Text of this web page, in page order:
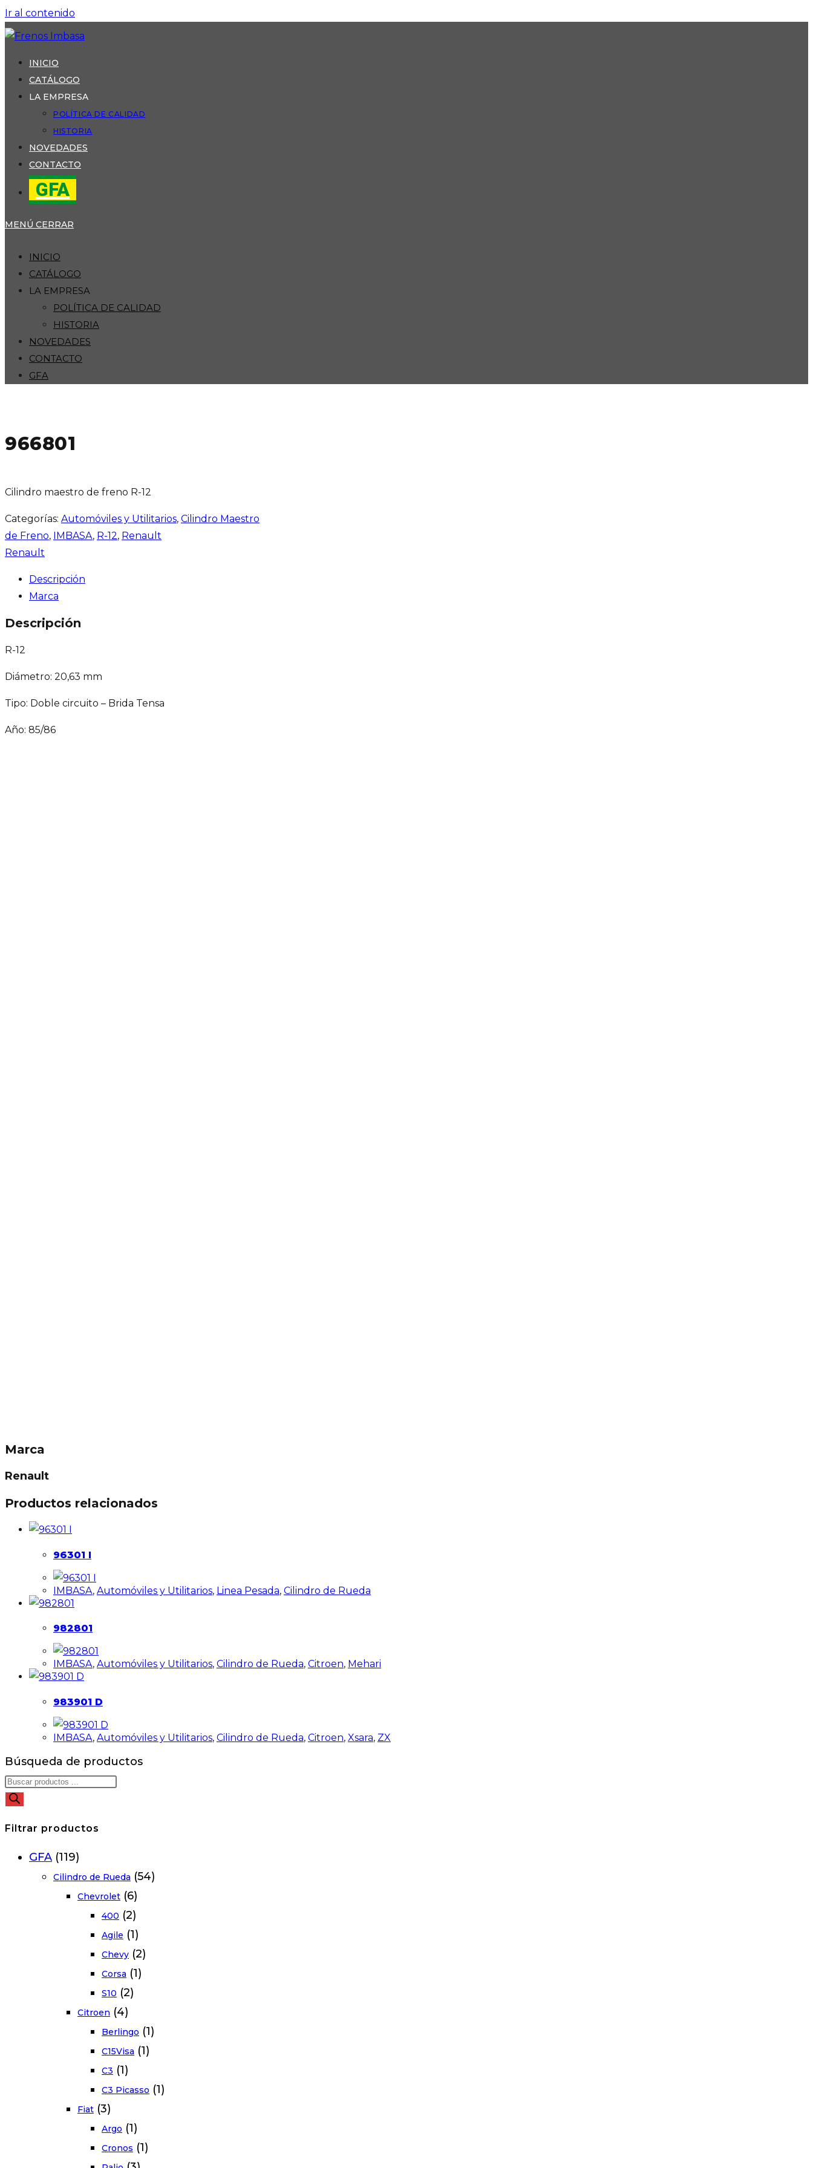
Ir al contenido
INICIO
CATÁLOGO
LA EMPRESA
POLÍTICA DE CALIDAD
HISTORIA
NOVEDADES
CONTACTO
GFA
MENÚ CERRAR
INICIO
CATÁLOGO
LA EMPRESA
POLÍTICA DE CALIDAD
HISTORIA
NOVEDADES
CONTACTO
GFA
966801
Cilindro maestro de freno R-12
Categorías: Automóviles y Utilitarios, Cilindro Maestro
de Freno, IMBASA, R-12, Renault
Renault
Descripción
Marca
Descripción
R-12
Diámetro: 20,63 mm
Tipo: Doble circuito – Brida Tensa
Año: 85/86
Marca
Renault
Productos relacionados
96301 I
IMBASA, Automóviles y Utilitarios, Linea Pesada, Cilindro de Rueda
982801
IMBASA, Automóviles y Utilitarios, Cilindro de Rueda, Citroen, Mehari
983901 D
IMBASA, Automóviles y Utilitarios, Cilindro de Rueda, Citroen, Xsara, ZX
Búsqueda de productos
Filtrar productos
GFA (119)
Cilindro de Rueda (54)
Chevrolet (6)
400 (2)
Agile (1)
Chevy (2)
Corsa (1)
S10 (2)
Citroen (4)
Berlingo (1)
C15Visa (1)
C3 (1)
C3 Picasso (1)
Fiat (3)
Argo (1)
Cronos (1)